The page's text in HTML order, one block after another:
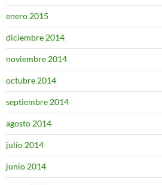
enero 2015
diciembre 2014
noviembre 2014
octubre 2014
septiembre 2014
agosto 2014
julio 2014
junio 2014